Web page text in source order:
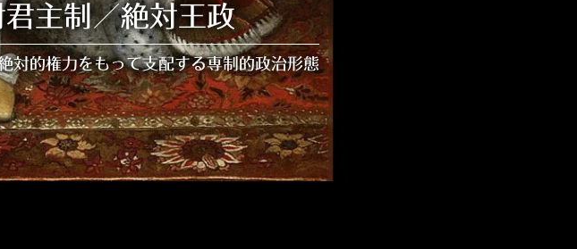
君主制／絶対王政
対的権力をもって支配する専制的政治形態